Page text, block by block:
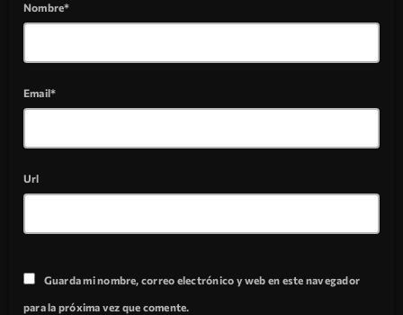
Nombre*
Email*
Url
Guarda mi nombre, correo electrónico y web en este navegador
para la próxima vez que comente.